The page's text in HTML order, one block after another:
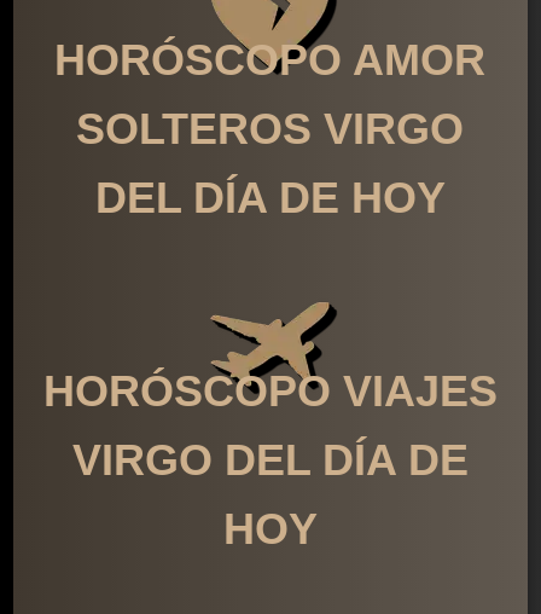
HORÓSCOPO AMOR
SOLTEROS VIRGO
DEL DÍA DE HOY
HORÓSCOPO VIAJES
VIRGO DEL DÍA DE
HOY